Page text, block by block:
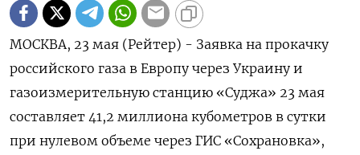
МОСКВА, 23 мая (Рейтер) - Заявка на прокачку
российского газа в Европу через Украину и
газоизмерительную станцию «Суджа» 23 мая
составляет 41,2 миллиона кубометров в сутки
при нулевом объеме через ГИС «Сохрановка»,